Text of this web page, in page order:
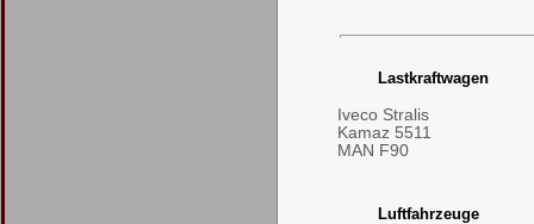
Lastkraftwagen
Iveco Stralis
Kamaz 5511
MAN F90
Luftfahrzeuge